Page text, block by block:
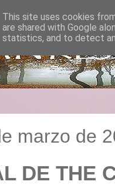
marzo de
DE THE
This site uses cookies
are shared with Google
statistics, and to detect